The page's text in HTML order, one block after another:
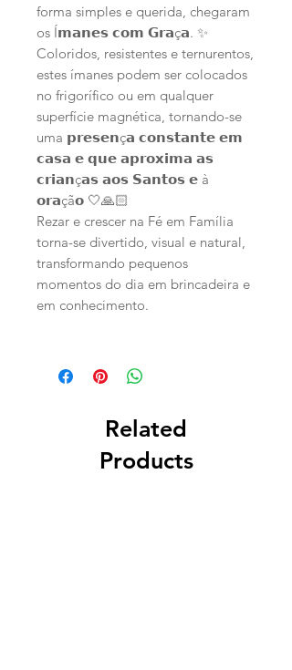
forma simples e querida, chegaram
os Í𝗺𝗮𝗻𝗲𝘀 𝗰𝗼𝗺 𝗚𝗿𝗮ç𝗮. ✨
Coloridos, resistentes e ternurentos,
estes ímanes podem ser colocados
no frigorífico ou em qualquer
superfície magnética, tornando-se
uma 𝗽𝗿𝗲𝘀𝗲𝗻ç𝗮 𝗰𝗼𝗻𝘀𝘁𝗮𝗻𝘁𝗲 𝗲𝗺
𝗰𝗮𝘀𝗮 𝗲 𝗾𝘂𝗲 𝗮𝗽𝗿𝗼𝘅𝗶𝗺𝗮 𝗮𝘀
𝗰𝗿𝗶𝗮𝗻ç𝗮𝘀 𝗮𝗼𝘀 𝗦𝗮𝗻𝘁𝗼𝘀 𝗲 à
𝗼𝗿𝗮çã𝗼 🤍🙏🏻
Rezar e crescer na Fé em Família
torna-se divertido, visual e natural,
transformando pequenos
momentos do dia em brincadeira e
em conhecimento.
Related
Products